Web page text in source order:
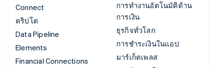
Connect
คริปโต
Data Pipeline
Elements
Financial Connections
การทำงานอัตโนมัติด้าน
การเงิน
ธุรกิจทั่วโลก
การชำระเงินในแอป
มาร์เก็ตเพลส